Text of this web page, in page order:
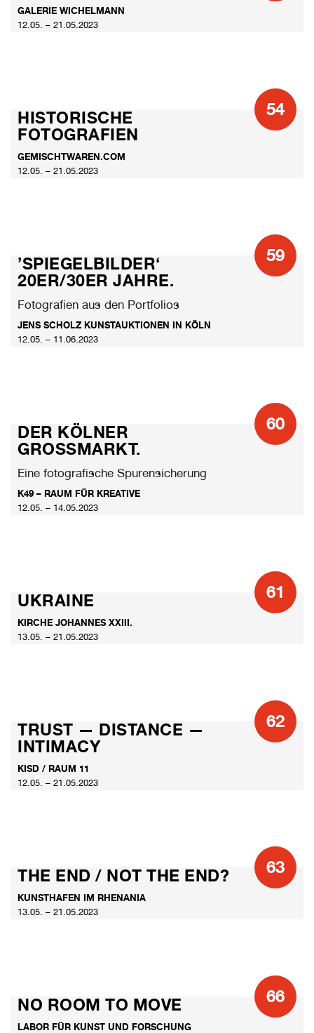
GALERIE WICHELMANN
12.05. – 21.05.2023
54
HISTORISCHE
FOTOGRAFIEN
GEMISCHTWAREN.COM
12.05. – 21.05.2023
59
’SPIEGELBILDER‘
20ER/30ER JAHRE.
Fotografien aus den Portfolios
JENS SCHOLZ KUNSTAUKTIONEN IN KÖLN
12.05. – 11.06.2023
60
DER KÖLNER
GROSSMARKT.
Eine fotografische Spurensicherung
K49 – RAUM FÜR KREATIVE
12.05. – 14.05.2023
61
UKRAINE
KIRCHE JOHANNES XXIII.
13.05. – 21.05.2023
62
TRUST — DISTANCE —
INTIMACY
KISD / RAUM 11
12.05. – 21.05.2023
63
THE END / NOT THE END?
KUNSTHAFEN IM RHENANIA
13.05. – 21.05.2023
66
NO ROOM TO MOVE
LABOR FÜR KUNST UND FORSCHUNG